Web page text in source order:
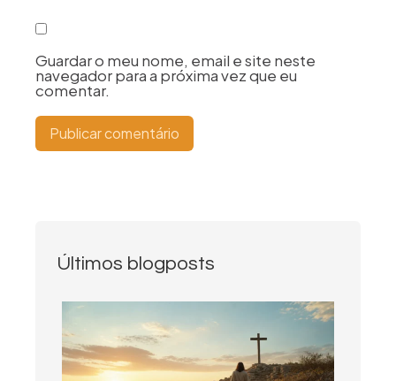
Guardar o meu nome, email e site neste
navegador para a próxima vez que eu
comentar.
Últimos blogposts